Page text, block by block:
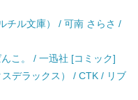
チル文庫） / 可南 さらさ /
こ。 / 一迅社 [コミック]
デラックス） / CTK / リブ